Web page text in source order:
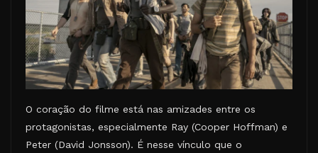
O coração do filme está nas amizades entre os
protagonistas, especialmente Ray (Cooper Hoffman) e
Peter (David Jonsson). É nesse vínculo que o